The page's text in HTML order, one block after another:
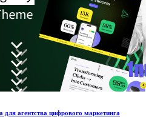
агентства цифрового маркетинга